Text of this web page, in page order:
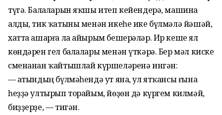
түгә. Балаларын яҡшы итеп кейендерә, машина
алды, тик ҡатыны менән икеһе ике бүлмәлә йәшәй,
хатта ашарға ла айырым бешерәләр. Ир кеше ял
көндәрен гел балалары менән үткәрә. Бер мәл киске
сменанан ҡайтышлай күршеләренә ингән:
— Ҡатындың бүлмәһендә ут яна, ул ятҡансы ғына
һеҙҙә ултырып торайым, йөҙөн дә күргем килмәй,
биҙҙерҙе, — тигән.